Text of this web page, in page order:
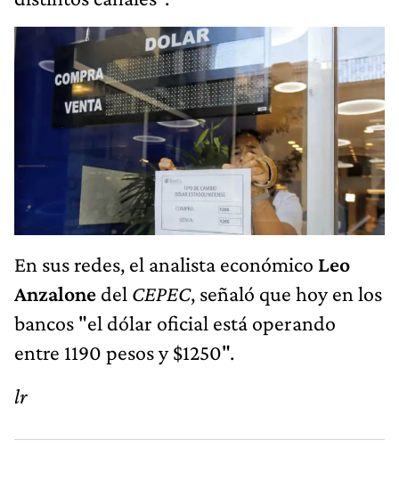
En sus redes, el analista económico Leo
Anzalone del CEPEC, señaló que hoy en los
bancos "el dólar oficial está operando
entre 1190 pesos y $1250".
lr